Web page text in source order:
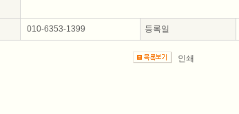
010-6353-1399 등록일
인쇄